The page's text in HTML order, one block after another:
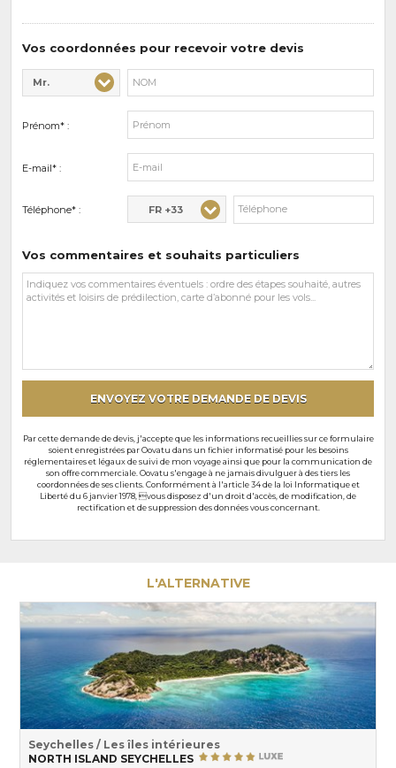
Vos coordonnées pour recevoir votre devis
Civilité* :
Mr.
Nom* :
Prénom* :
E-mail* :
Téléphone* : FR +33
Vos commentaires et souhaits particuliers
Vos
commentaires
ENVOYEZ VOTRE DEMANDE DE DEVIS
Par cette demande de devis, j'accepte que les informations recueillies sur ce formulaire
soient enregistrées par Oovatu dans un fichier informatisé pour les besoins
réglementaires et légaux de suivi de mon voyage ainsi que pour la communication de
son offre commerciale. Oovatu s'engage à ne jamais divulguer à des tiers les
coordonnées de ses clients. Conformément à l'article 34 de la loi Informatique et
Liberté du 6 janvier 1978, vous disposez d'un droit d'accès, de modification, de
rectification et de suppression des données vous concernant.
L'ALTERNATIVE
Seychelles / Les îles intérieures
NORTH ISLAND SEYCHELLES